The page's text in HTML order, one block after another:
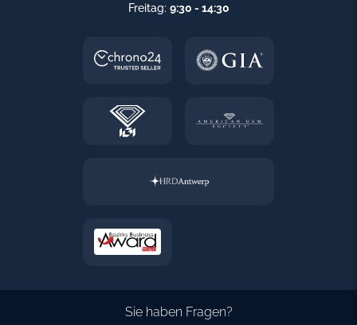
Freitag: 9:30 - 14:30
Sie haben Fragen?